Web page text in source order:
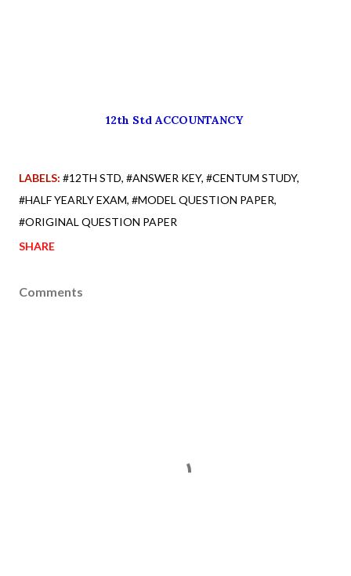
12th Std ACCOUNTANCY
LABELS: #12TH STD #ANSWER KEY #CENTUM STUDY
#HALF YEARLY EXAM #MODEL QUESTION PAPER
#ORIGINAL QUESTION PAPER
SHARE
Comments